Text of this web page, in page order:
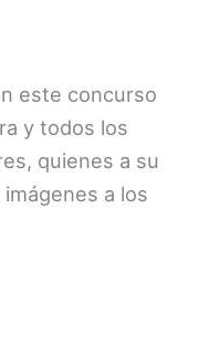
este concurso
y todos los
quienes a su
a los